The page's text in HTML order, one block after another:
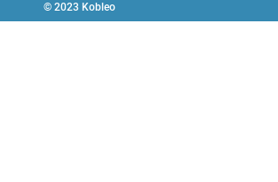
© 2023 Kobleo